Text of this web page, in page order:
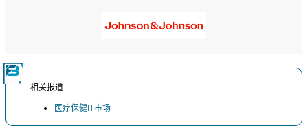
相关报道
医疗保健IT市场